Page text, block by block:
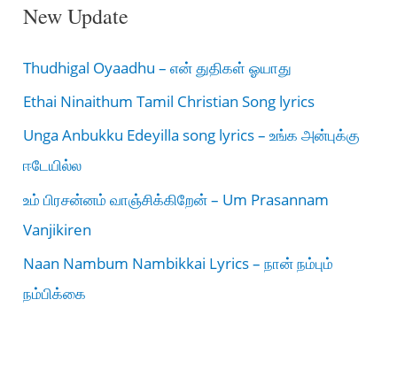
New Update
Thudhigal Oyaadhu – என் துதிகள் ஓயாது
Ethai Ninaithum Tamil Christian Song lyrics
Unga Anbukku Edeyilla song lyrics – உங்க அன்புக்கு
ஈடேயில்ல
உம் பிரசன்னம் வாஞ்சிக்கிறேன் – Um Prasannam
Vanjikiren
Naan Nambum Nambikkai Lyrics – நான் நம்பும்
நம்பிக்கை